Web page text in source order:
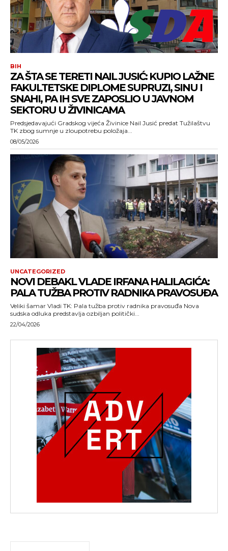
BIH
ZA ŠTA SE TERETI NAIL JUSIĆ: KUPIO LAŽNE
FAKULTETSKE DIPLOME SUPRUZI, SINU I
SNAHI, PA IH SVE ZAPOSLIO U JAVNOM
SEKTORU U ŽIVINICAMA
Predsjedavajući Gradskog vijeća Živinice Nail Jusić predat Tužilaštvu
TK zbog sumnje u zloupotrebu položaja...
08/05/2026
UNCATEGORIZED
NOVI DEBAKL VLADE IRFANA HALILAGIĆA:
PALA TUŽBA PROTIV RADNIKA PRAVOSUĐA
Veliki šamar Vladi TK: Pala tužba protiv radnika pravosuđa Nova
sudska odluka predstavlja ozbiljan politički...
22/04/2026